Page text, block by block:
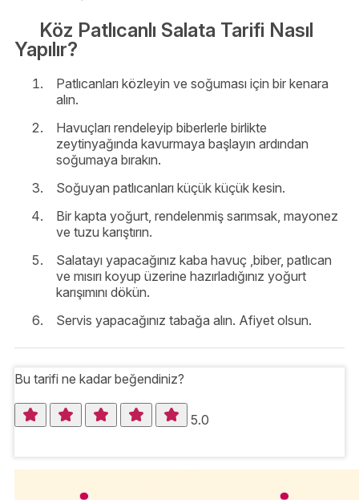
Köz Patlıcanlı Salata Tarifi Nasıl
Yapılır?
Patlıcanları közleyin ve soğuması için bir kenara
alın.
Havuçları rendeleyip biberlerle birlikte
zeytinyağında kavurmaya başlayın ardından
soğumaya bırakın.
Soğuyan patlıcanları küçük küçük kesin.
Bir kapta yoğurt, rendelenmiş sarımsak, mayonez
ve tuzu karıştırın.
Salatayı yapacağınız kaba havuç ,biber, patlıcan
ve mısırı koyup üzerine hazırladığınız yoğurt
karışımını dökün.
Servis yapacağınız tabağa alın. Afiyet olsun.
Bu tarifi ne kadar beğendiniz?
5.0